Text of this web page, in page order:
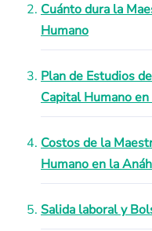
Cuánto dura la
Humano
Plan de Estudios
Capital Humano
Costos de la
Humano en la
Salida laboral y